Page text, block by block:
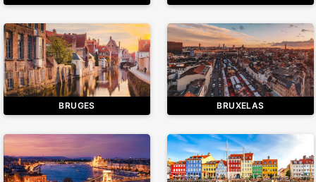
BRUGES BRUXELAS